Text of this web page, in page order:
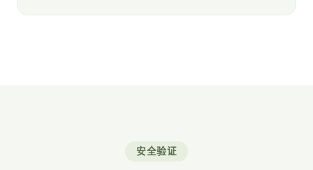
安全验证